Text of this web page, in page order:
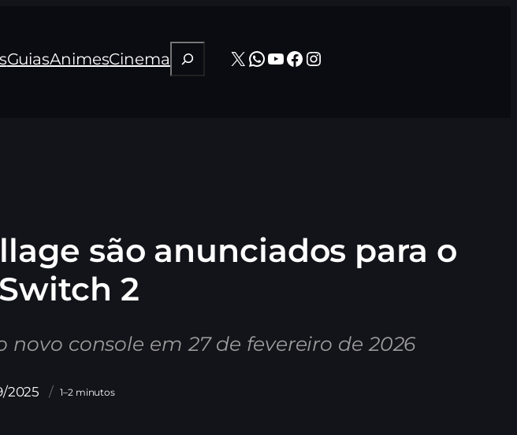
GuiasAnimesCinema Pesquisar
X WhatsApp
Youtube
Facebook
Instagram
são anunciados para o
2
console em 27 de fevereiro de 2026
2025 1–2 minutos